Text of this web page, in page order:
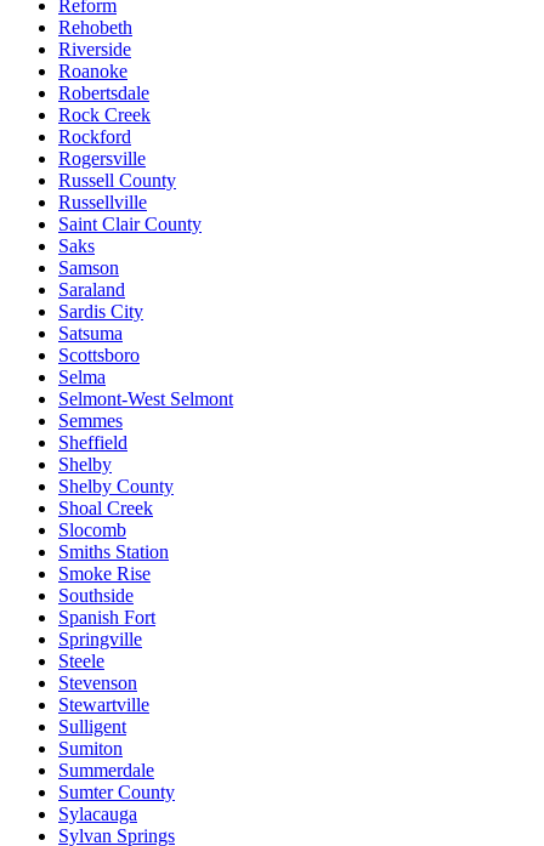
Reform
Rehobeth
Riverside
Roanoke
Robertsdale
Rock Creek
Rockford
Rogersville
Russell County
Russellville
Saint Clair County
Saks
Samson
Saraland
Sardis City
Satsuma
Scottsboro
Selma
Selmont-West Selmont
Semmes
Sheffield
Shelby
Shelby County
Shoal Creek
Slocomb
Smiths Station
Smoke Rise
Southside
Spanish Fort
Springville
Steele
Stevenson
Stewartville
Sulligent
Sumiton
Summerdale
Sumter County
Sylacauga
Sylvan Springs